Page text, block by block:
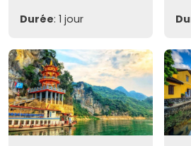
Durée: 1 jour